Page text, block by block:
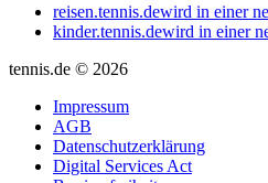
reisen.tennis.dewird in einer
kinder.tennis.dewird in einer
tennis.de © 2026
Impressum
AGB
Datenschutzerklärung
Digital Services Act